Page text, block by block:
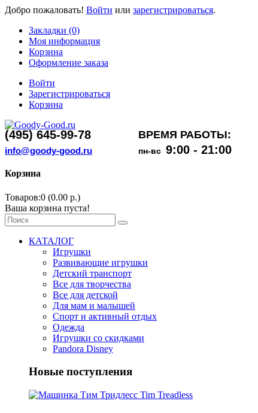
Добро пожаловать! Войти или зарегистрироваться.
Закладки (0)
Моя информация
Корзина
Оформление заказа
Войти
Зарегистрироваться
Корзина
(495) 645-99-78 ВРЕМЯ РАБОТЫ:
info@goody-good.ru пн-вс 9:00 - 21:00
Корзина
Товаров:0 (0.00 р.)
Ваша корзина пуста!
КАТАЛОГ
Игрушки
Развивающие игрушки
Детский транспорт
Все для творчества
Все для детской
Для мам и малышей
Спорт и активный отдых
Одежда
Игрушки со скидками
Pandora Disney
Новые поступления